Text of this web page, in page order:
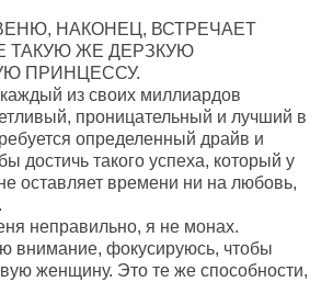
НАКОНЕЦ, ВСТРЕЧАЕТ
ТАКУЮ ЖЕ ДЕРЗКУЮ
ПРИНЦЕССУ.
из своих миллиардов
проницательный и лучший в
определенный драйв и
достичь такого успеха, который у
оставляет времени ни на любовь,
неправильно, я не монах.
внимание, фокусируюсь, чтобы
женщину. Это те же способности,